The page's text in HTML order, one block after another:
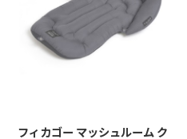
フィカゴー マッシュルーム ク